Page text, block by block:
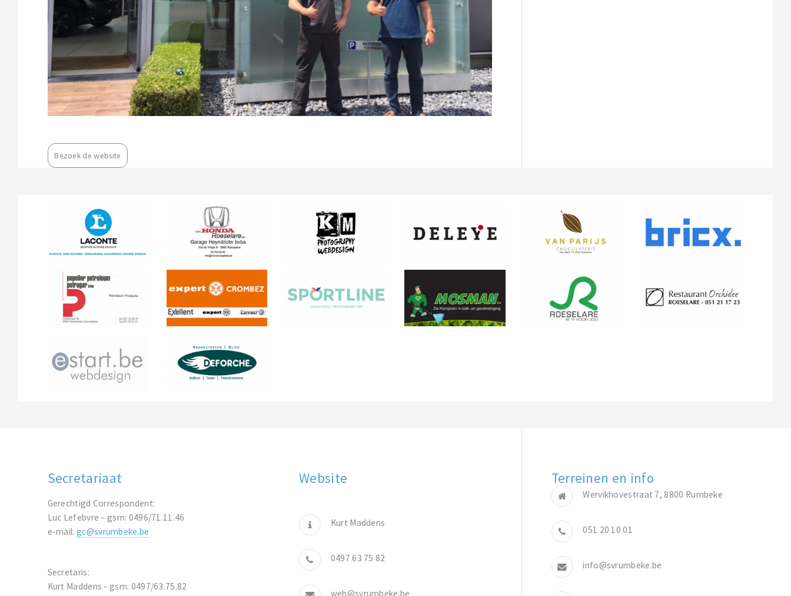
Bezoek de website
Secretariaat
Gerechtigd Correspondent:
Luc Lefebvre – gsm: 0496/71.11.46
e-mail: gc@svrumbeke.be
Secretaris:
Kurt Maddens - gsm: 0497/63.75.82
Website
Kurt Maddens
0497 63 75 82
web@svrumbeke.be
Terreinen en info
Wervikhovestraat 7, 8800 Rumbeke
051 20 10 01
info@svrumbeke.be